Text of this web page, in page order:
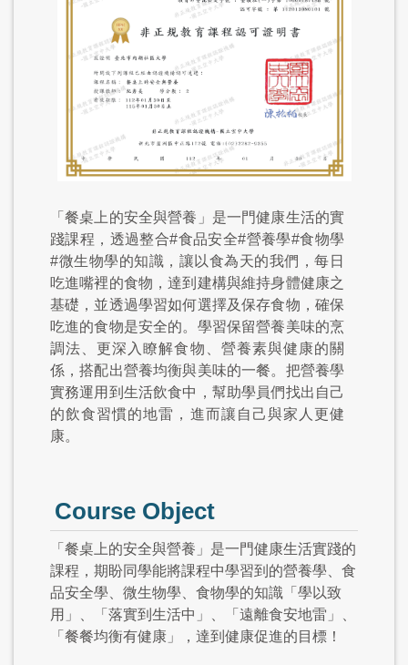
「餐桌上的安全與營養」是一門健康生活的實
踐課程，透過整合#食品安全#營養學#食物學
#微生物學的知識，讓以食為天的我們，每日
吃進嘴裡的食物，達到建構與維持身體健康之
基礎，並透過學習如何選擇及保存食物，確保
吃進的食物是安全的。學習保留營養美味的烹
調法、更深入瞭解食物、營養素與健康的關
係，搭配出營養均衡與美味的一餐。把營養學
實務運用到生活飲食中，幫助學員們找出自己
的飲食習慣的地雷，進而讓自己與家人更健
康。
Course Object
「餐桌上的安全與營養」是一門健康生活實踐的
課程，期盼同學能將課程中學習到的營養學、食
品安全學、微生物學、食物學的知識「學以致
用」、「落實到生活中」、「遠離食安地雷」、
「餐餐均衡有健康」，達到健康促進的目標！